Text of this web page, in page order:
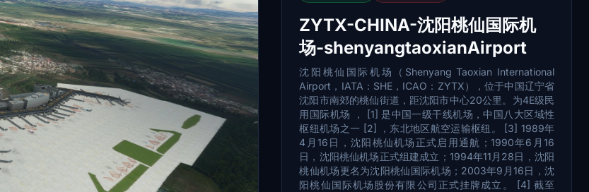
ZYTX-CHINA-沈阳桃仙国际机
场-shenyangtaoxianAirport
沈阳桃仙国际机场（Shenyang Taoxian International
Airport，IATA：SHE，ICAO：ZYTX），位于中国辽宁省
沈阳市南郊的桃仙街道，距沈阳市中心20公里。为4E级民
用国际机场 ， [1] 是中国一级干线机场，中国八大区域性
枢纽机场之一 [2] ，东北地区航空运输枢纽。 [3] 1989年
4月16日，沈阳桃仙机场正式启用通航；1990年6月16
日，沈阳桃仙机场正式组建成立；1994年11月28日，沈阳
桃仙机场更名为沈阳桃仙国际机场；2003年9月16日，沈
阳桃仙国际机场股份有限公司正式挂牌成立。 [4] 截至